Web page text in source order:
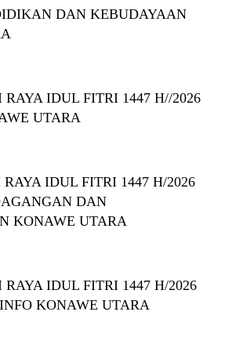
DAN KEBUDAYAAN
IDUL FITRI 1447 H//2026
UTARA
IDUL FITRI 1447 H/2026
DAN
KONAWE UTARA
IDUL FITRI 1447 H/2026
KONAWE UTARA